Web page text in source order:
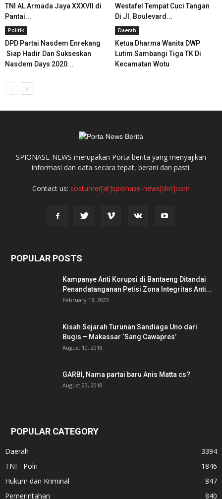
TNI AL Armada Jaya XXXVII di
Pantai...
Westafel Tempat Cuci Tangan
Di Jl. Boulevard...
Politik
DPD Partai Nasdem Enrekang
Siap Hadir Dan Sukseskan
Nasdem Days 2020...
Daerah
Ketua Dharma Wanita DWP
Lutim Sambangi Tiga TK Di
Kecamatan Wotu
SPIONASE-NEWS merupakan Porta berita yang menyajikan
informasi dan data secara tepat, berani dan pasti.
Contact us: costumer[at]spionase-news[dot]com
POPULAR POSTS
Kampanye Anti Korupsi di Bantaeng Ditandai
Penandatanganan Petisi Zona Integritas Anti...
February 13, 2023
Kisah Sejarah Turunan Sandiaga Uno dari
Bugis – Makassar ‘Sang Cawapres’
August 10, 2018
GARBI, Nama partai baru Anis Matta cs?
August 23, 2018
POPULAR CATEGORY
Daerah
3394
TNI - Polri
1846
Hukum dan Kriminal
847
Pemerintahan
840